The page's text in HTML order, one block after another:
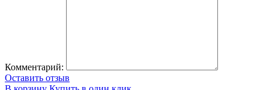
Комментарий:
Оставить отзыв